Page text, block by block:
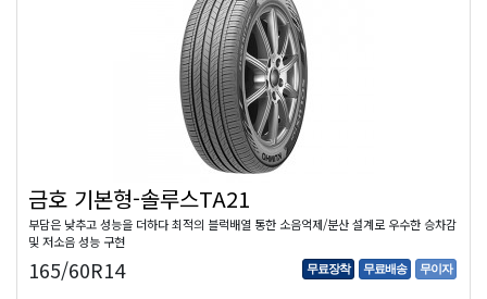
금호 기본형-솔루스TA21
부담은 낮추고 성능을 더하다 최적의 블럭배열 통한 소음억제/분산 설계로 우수한 승차감
및 저소음 성능 구현
165/60R14 무료장착 무료배송 무이자